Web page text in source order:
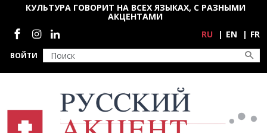
Перейти к основному содержанию
ВОЙТИ
КУЛЬТУРА ГОВОРИТ НА ВСЕХ ЯЗЫКАХ, С РАЗНЫМИ
АКЦЕНТАМИ
Социальные сети
RU EN FR